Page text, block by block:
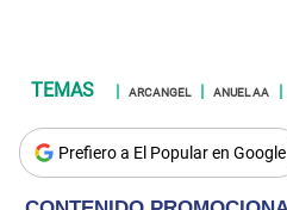
ARCANGEL ANUEL AA
Prefiero a El Popular en Google